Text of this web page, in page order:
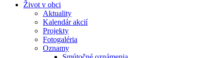
Život v obci
Aktuality
Kalendár akcií
Projekty
Fotogaléria
Oznamy